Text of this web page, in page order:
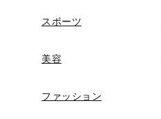
スポーツ
美容
ファッション